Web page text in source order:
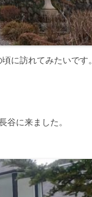
に訪れてみたいです。
に来ました。